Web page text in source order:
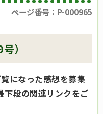
ページ番号：P-000965
）
になった感想を募集
下段の関連リンクをご